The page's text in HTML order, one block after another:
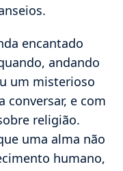
encantado
andando
um misterioso
conversar, e com
religião.
uma alma não
humano,